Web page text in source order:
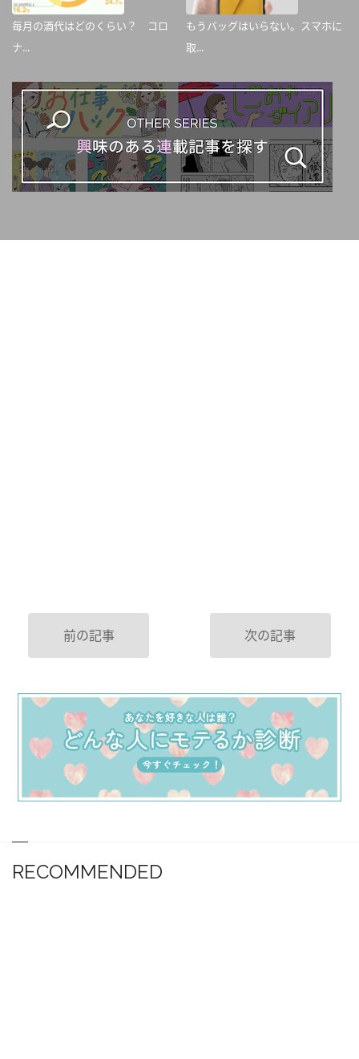
毎月の酒代はどのくらい？ コロ
ナ...
もうバッグはいらない。スマホに
取...
前の記事 次の記事
RECOMMENDED